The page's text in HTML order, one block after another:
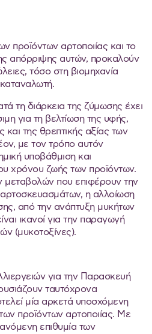
προϊόντων αρτοποιίας και το
απόρριψης αυτών, προκαλούν
τόσο στη βιομηχανία
τη διάρκεια της ζύμωσης έχει
για τη βελτίωση της υφής,
της θρεπτικής αξίας των
με τον τρόπο αυτόν
υποβάθμιση και
χρόνου ζωής των προϊόντων.
μεταβολών που επιφέρουν την
αρτοσκευασμάτων, η αλλοίωση
από την ανάπτυξη μυκήτων
ικανοί για την παραγωγή
(μυκοτοξίνες).
για την Παρασκευή
ταυτόχρονα
μία αρκετά υποσχόμενη
προϊόντων αρτοποιίας. Με
επιθυμία των